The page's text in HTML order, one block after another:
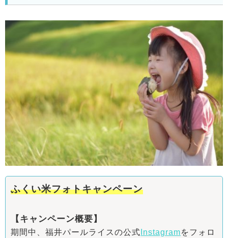
ふくい米フォトキャンペーン
【キャンペーン概要】
期間中、福井パールライスの公式 Instagramをフォロ